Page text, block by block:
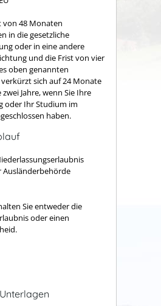
von 48 Monaten
in die gesetzliche
oder in eine andere
und die Frist von vier
oben genannten
sich auf 24 Monate
Jahre, wenn Sie Ihre
oder Ihr Studium im
haben.
Ausländerbehörde
Sie entweder die
oder einen